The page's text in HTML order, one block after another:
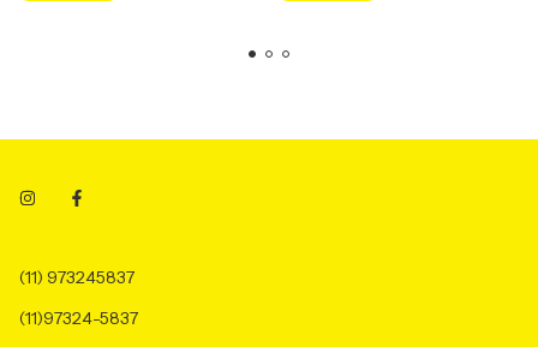
(11) 973245837
(11)97324-5837